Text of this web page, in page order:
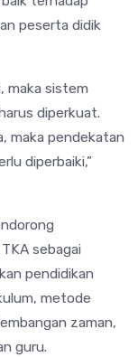
peserta didik
maka sistem
diperkuat.
maka pendekatan
diperbaiki,”
sebagai
pendidikan
metode
zaman,
guru.